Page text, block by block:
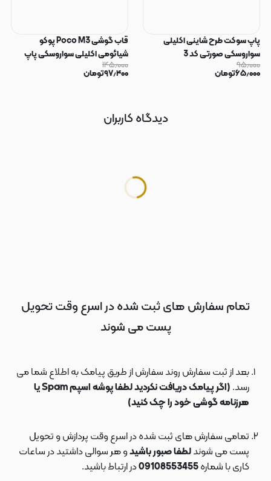
پاپ سوکت طرح شاینی اکلیلی
سواروسکی صورتی کد 3
۹۵٫۰۰۰
۶۵٫۰۰۰تومان
قاب گوشی Poco M3 پوکو
شیائومی اکلیلی سواروسکی پاپ
سوکت دار محافظ لنز دار صورتی کد
۱۴۵٫۰۰۰
۹۷٫۴۰۰تومان
دیدگاه کاربران
تمام سفارش های ثبت شده در اسرع وقت تحویل
پست می شوند
بعد از ثبت سفارش روند سفارش از طریق پیامک به اطلاع شما می
رسد.
(اگر پیامک دریافت نکردید لطفا پوشه اسپم Spam یا
هرزنامه گوشی خود را چک کنید)
تمامی سفارش های ثبت شده در اسرع وقت پردازش و تحویل
پست می شوندلطفا صبور باشیدو هر سوالی داشتید در ساعات
کاری با شماره
در ارتباط باشید.